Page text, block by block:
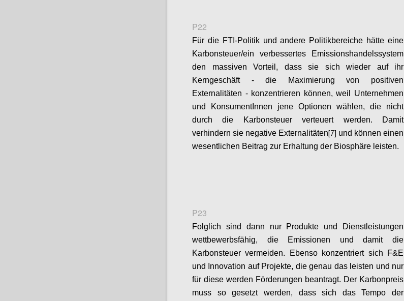
P22
Für die FTI-Politik und andere Politikbereiche hätte eine
Karbonsteuer/ein verbessertes Emissionshandelssystem
den massiven Vorteil, dass sie sich wieder auf ihr
Kerngeschäft - die Maximierung von positiven
Externalitäten - konzentrieren können, weil Unternehmen
und KonsumentInnen jene Optionen wählen, die nicht
durch die Karbonsteuer verteuert werden. Damit
verhindern sie negative Externalitäten[7] und können einen
wesentlichen Beitrag zur Erhaltung der Biosphäre leisten.
P23
Folglich sind dann nur Produkte und Dienstleistungen
wettbewerbsfähig, die Emissionen und damit die
Karbonsteuer vermeiden. Ebenso konzentriert sich F&E
und Innovation auf Projekte, die genau das leisten und nur
für diese werden Förderungen beantragt. Der Karbonpreis
muss so gesetzt werden, dass sich das Tempo der